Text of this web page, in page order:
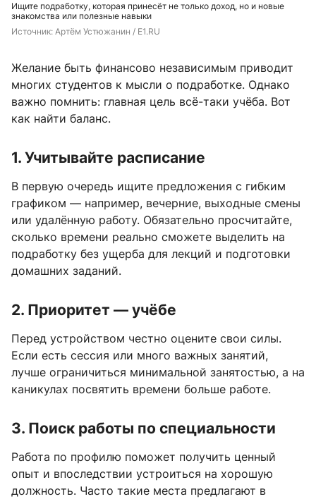
Ищите подработку, которая принесёт не только доход, но и новые
знакомства или полезные навыки
Источник: Артём Устюжанин / E1.RU
Желание быть финансово независимым приводит
многих студентов к мысли о подработке. Однако
важно помнить: главная цель всё-таки учёба. Вот
как найти баланс.
1. Учитывайте расписание
В первую очередь ищите предложения с гибким
графиком — например, вечерние, выходные смены
или удалённую работу. Обязательно просчитайте,
сколько времени реально сможете выделить на
подработку без ущерба для лекций и подготовки
домашних заданий.
2. Приоритет — учёбе
Перед устройством честно оцените свои силы.
Если есть сессия или много важных занятий,
лучше ограничиться минимальной занятостью, а на
каникулах посвятить времени больше работе.
3. Поиск работы по специальности
Работа по профилю поможет получить ценный
опыт и впоследствии устроиться на хорошую
должность. Часто такие места предлагают в